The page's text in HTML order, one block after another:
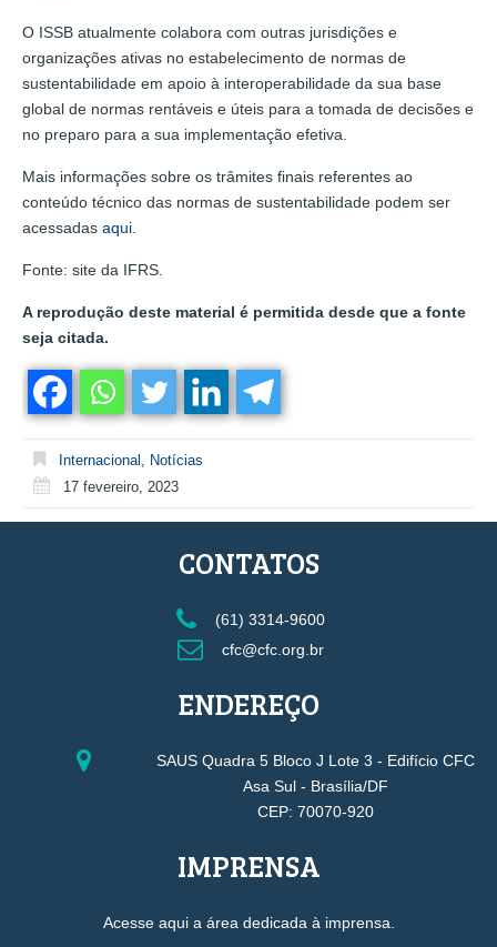
O ISSB atualmente colabora com outras jurisdições e
organizações ativas no estabelecimento de normas de
sustentabilidade em apoio à interoperabilidade da sua base
global de normas rentáveis e úteis para a tomada de decisões e
no preparo para a sua implementação efetiva.
Mais informações sobre os trâmites finais referentes ao
conteúdo técnico das normas de sustentabilidade podem ser
acessadas aqui
Fonte: site da IFRS.
A reprodução deste material é permitida desde que a fonte
seja citada.
Internacional
Notícias
17 fevereiro, 2023
CONTATOS
(61) 3314-9600
cfc@cfc.org.br
ENDEREÇO
SAUS Quadra 5 Bloco J Lote 3 - Edifício CFC
Asa Sul - Brasília/DF
CEP: 70070-920
IMPRENSA
Acesse aqui a área dedicada à imprensa.